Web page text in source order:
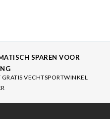
SPAREN VOOR
VECHTSPORTWINKEL